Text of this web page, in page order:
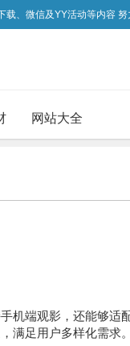
、微信及YY活动等内容 努
网站大全
机端观影，还能够适
满足用户多样化需求。